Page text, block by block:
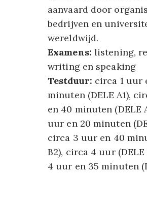
aanvaard door
bedrijven en
wereldwijd.
Examens: listening,
writing en speaking
Testduur: circa 1 uur
minuten (DELE A1),
en 40 minuten (DELE
uur en 20 minuten
circa 3 uur en 40
B2), circa 4 uur (DELE
4 uur en 35 minuten